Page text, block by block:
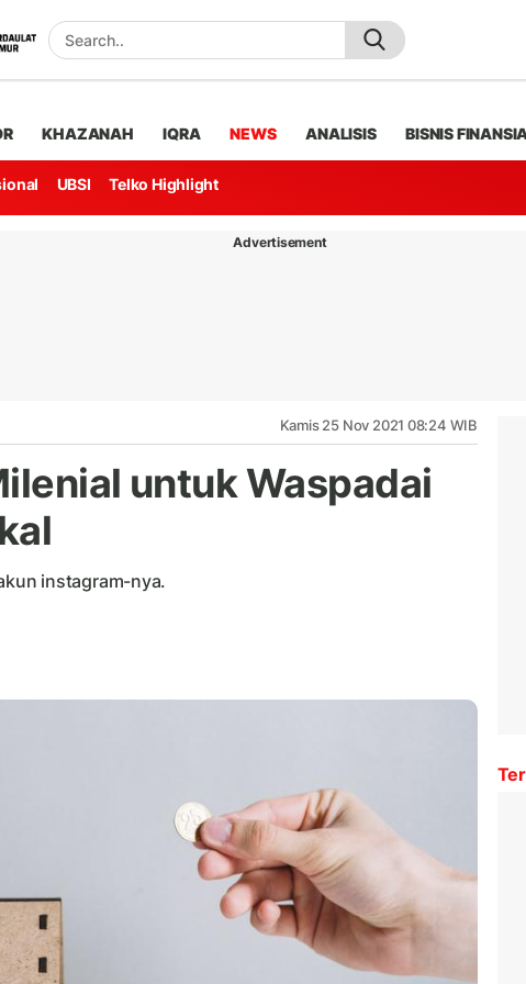
KHAZANAH IQRA NEWS ANALISIS BISNIS
UBSI Telko Highlight
Advertisement
Kamis 25 Nov 2021 08:24 WIB
untuk Waspadai
instagram-nya.